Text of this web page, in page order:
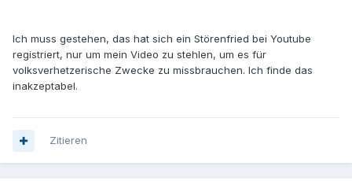
Ich muss gestehen, das hat sich ein Störenfried bei Youtube
registriert, nur um mein Video zu stehlen, um es für
volksverhetzerische Zwecke zu missbrauchen. Ich finde das
inakzeptabel.
Zitieren